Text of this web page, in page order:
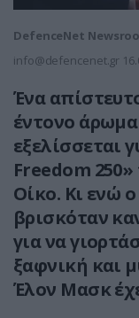
DefenceNet
info@defencenet.gr
Ένα
έντονο
εξελίσσεται
Freedom
Οίκο. Κι ενώ
βρισκόταν
για να
ξαφνική και
Έλον Μασκ